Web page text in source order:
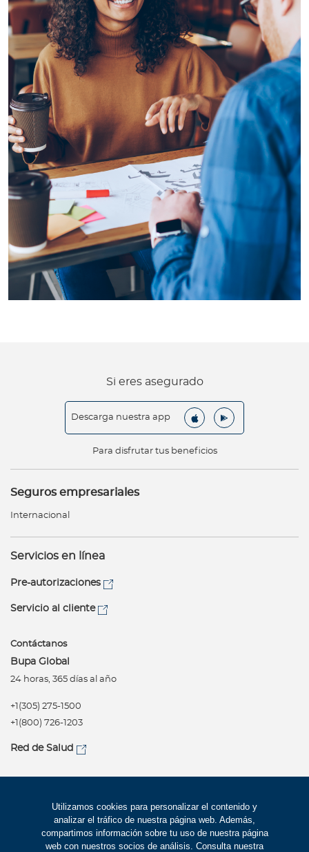
Utilizamos cookies para personalizar el contenido y
analizar el tráfico de nuestra página web. Además,
compartimos información sobre tu uso de nuestra página
web con nuestros socios de análisis. Consulta nuestra
Si eres asegurado
Descarga nuestra app
Para disfrutar tus beneficios
Seguros empresariales
Internacional
Servicios en línea
Pre-autorizaciones
Servicio al cliente
Contáctanos
Bupa Global
24 horas, 365 días al año
+1(305) 275-1500
+1(800) 726-1203
Red de Salud
Política de privacidad
Términos de uso
Accesibilidad